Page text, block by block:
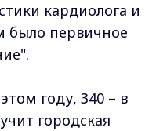
кардиолога и
было первичное
году, 340 – в
городская